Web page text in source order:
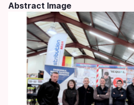
Abstract Image
Image